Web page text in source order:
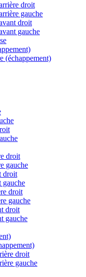
droit
gauche
droit
gauche
(échappement)
droit
gauche
droit
gauche
droit
gauche
droit
gauche
droit
gauche